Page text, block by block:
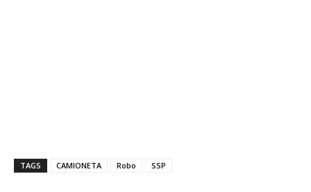
TAGS CAMIONETA Robo SSP